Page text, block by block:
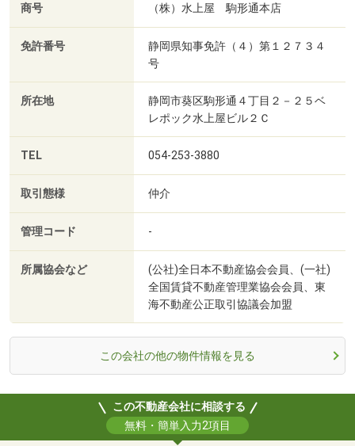
商号 （株）水上屋 駒形通本店
免許番号
静岡県知事免許（４）第１２７３４
号
所在地
静岡市葵区駒形通４丁目２－２５ベ
レポック水上屋ビル２Ｃ
TEL 054-253-3880
取引態様 仲介
管理コード -
所属協会など
(公社)全日本不動産協会会員、(一社)
全国賃貸不動産管理業協会会員、東
海不動産公正取引協議会加盟
この会社の他の物件情報を見る
この不動産会社に相談する
無料・簡単入力2項目